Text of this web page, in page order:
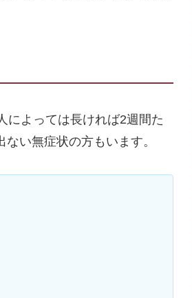
によっては長ければ2週間た
い無症状の方もいます。